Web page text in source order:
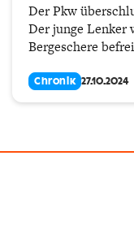
Der Pkw
Der junge Lenker
Bergeschere
Chronik 27.10.2024